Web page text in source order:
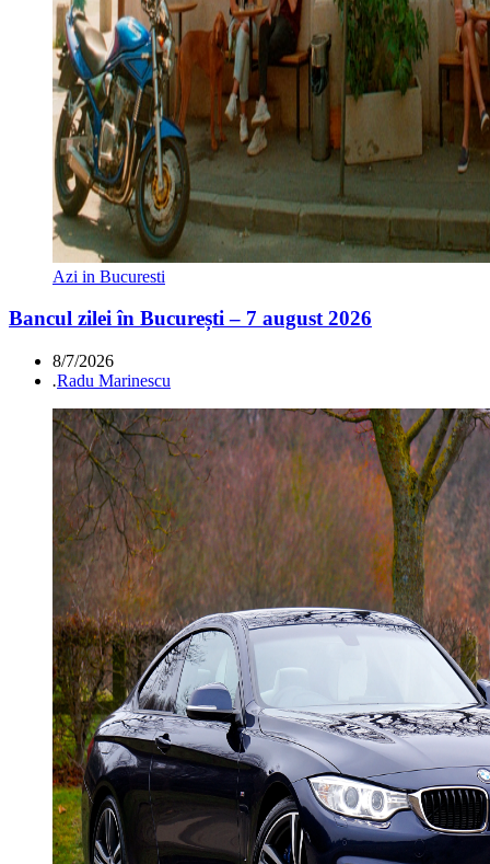
Azi in Bucuresti
Bancul zilei în București – 7 august 2026
8/7/2026
.Radu Marinescu